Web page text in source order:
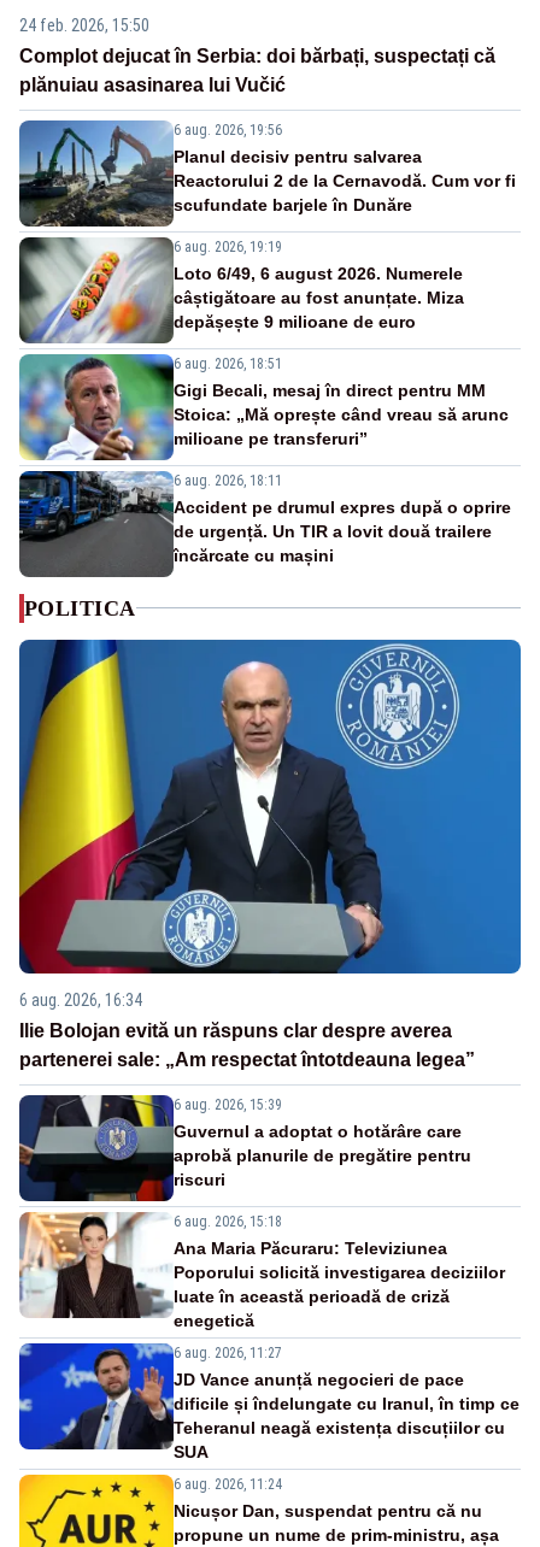
24 feb. 2026, 15:50
Complot dejucat în Serbia: doi bărbați, suspectați că
plănuiau asasinarea lui Vučić
6 aug. 2026, 19:56
Planul decisiv pentru salvarea
Reactorului 2 de la Cernavodă. Cum vor fi
scufundate barjele în Dunăre
6 aug. 2026, 19:19
Loto 6/49, 6 august 2026. Numerele
câștigătoare au fost anunțate. Miza
depășește 9 milioane de euro
6 aug. 2026, 18:51
Gigi Becali, mesaj în direct pentru MM
Stoica: „Mă oprește când vreau să arunc
milioane pe transferuri”
6 aug. 2026, 18:11
Accident pe drumul expres după o oprire
de urgență. Un TIR a lovit două trailere
încărcate cu mașini
POLITICA
6 aug. 2026, 16:34
Ilie Bolojan evită un răspuns clar despre averea
partenerei sale: „Am respectat întotdeauna legea”
6 aug. 2026, 15:39
Guvernul a adoptat o hotărâre care
aprobă planurile de pregătire pentru
riscuri
6 aug. 2026, 15:18
Ana Maria Păcuraru: Televiziunea
Poporului solicită investigarea deciziilor
luate în această perioadă de criză
enegetică
6 aug. 2026, 11:27
JD Vance anunță negocieri de pace
dificile și îndelungate cu Iranul, în timp ce
Teheranul neagă existența discuțiilor cu
SUA
6 aug. 2026, 11:24
Nicușor Dan, suspendat pentru că nu
propune un nume de prim-ministru, așa